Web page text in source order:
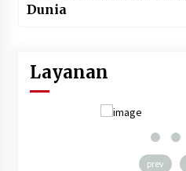
Dunia
Layanan
prev